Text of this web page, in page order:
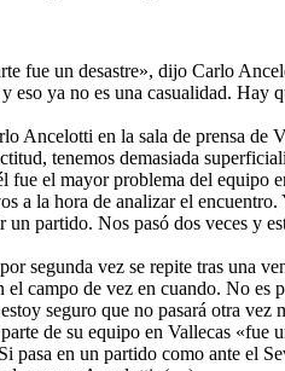
fue un desastre», dijo Carlo
ya no es una casualidad. Hay
Ancelotti en la sala de prensa de
tenemos demasiada
fue el mayor problema del equipo
a la hora de analizar el
partido. Nos pasó dos veces y
segunda vez se repite tras una
campo de vez en cuando. No es
seguro que no pasará otra
de su equipo en Vallecas «fue
en un partido como ante el